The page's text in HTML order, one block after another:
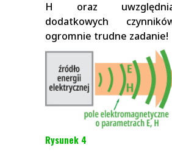
H oraz
dodatkowych
ogromnie trudne zadanie!
Rysunek 4